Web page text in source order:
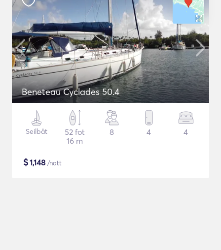
Beneteau Cyclades 50.4
Seilbåt
52 fot
16 m
8 4 4
$1,148 /natt